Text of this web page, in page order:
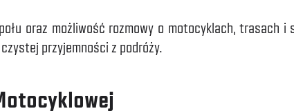
oraz możliwość rozmowy o motocyklach, trasach i
przyjemności z podróży.